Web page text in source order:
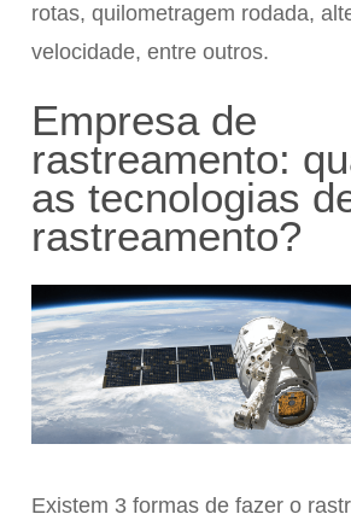
rotas, quilometragem rodada,
velocidade, entre outros.
Empresa de
rastreamento:
as tecnologias
rastreamento?
Existem 3 formas de fazer o